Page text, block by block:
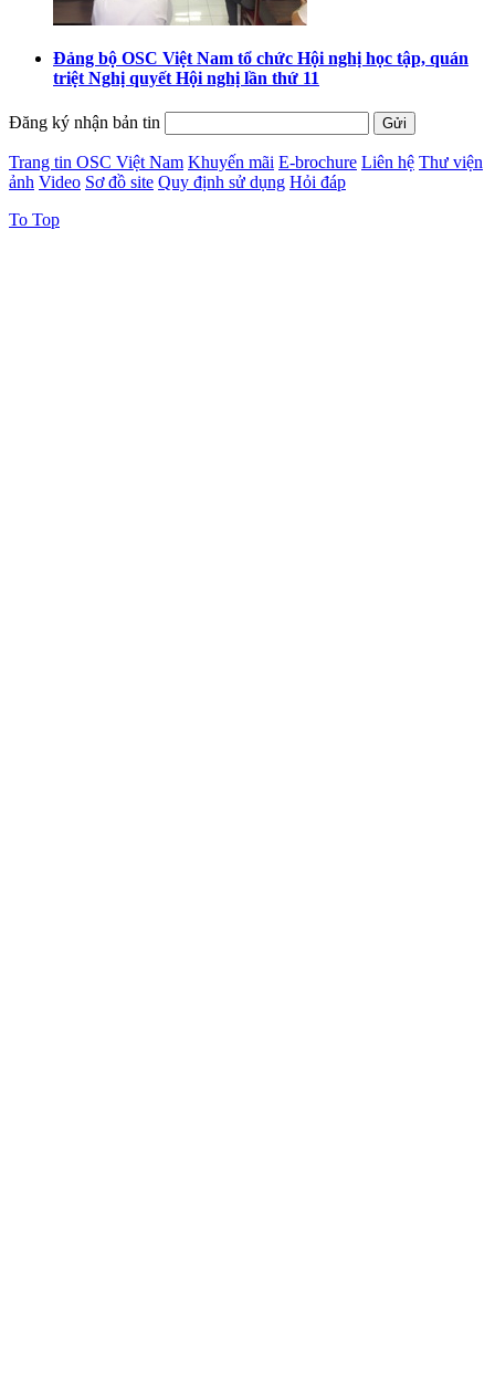
Đảng bộ OSC Việt Nam tổ chức Hội nghị học tập, quán
triệt Nghị quyết Hội nghị lần thứ 11
Đăng ký nhận bản tin
Trang tin OSC Việt Nam Khuyến mãi E-brochure Liên hệ Thư viện
ảnh Video Sơ đồ site Quy định sử dụng Hỏi đáp
To Top